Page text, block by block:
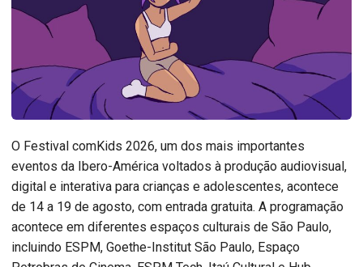
O Festival comKids 2026, um dos mais importantes
eventos da Ibero-América voltados à produção audiovisual,
digital e interativa para crianças e adolescentes, acontece
de 14 a 19 de agosto, com entrada gratuita. A programação
acontece em diferentes espaços culturais de São Paulo,
incluindo ESPM, Goethe-Institut São Paulo, Espaço